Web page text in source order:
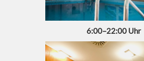
6:00–22:00 Uhr